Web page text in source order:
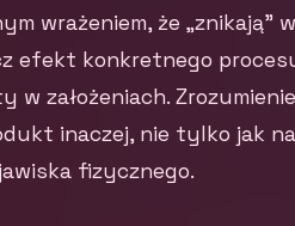
wrażeniem, że „znikają”
efekt konkretnego
w założeniach.
inaczej, nie tylko jak
fizycznego.